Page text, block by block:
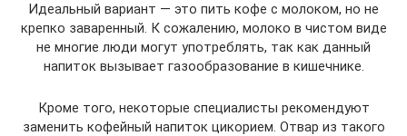
Идеальный вариант — это пить кофе с молоком, но не
крепко заваренный. К сожалению, молоко в чистом виде
не многие люди могут употреблять, так как данный
напиток вызывает газообразование в кишечнике.
Кроме того, некоторые специалисты рекомендуют
заменить кофейный напиток цикорием. Отвар из такого